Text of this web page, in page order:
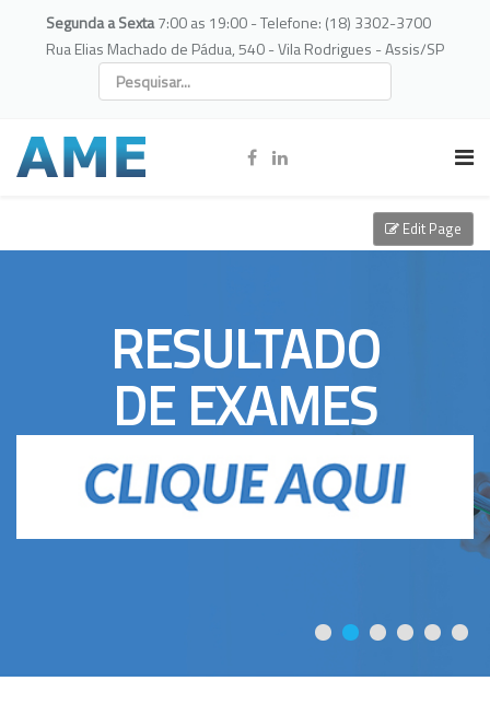
Segunda a Sexta7:00 as 19:00 - Telefone: (18) 3302-3700
Rua Elias Machado de Pádua, 540 - Vila Rodrigues - Assis/SP
RESULTADO
DE EXAMES
Edit Page